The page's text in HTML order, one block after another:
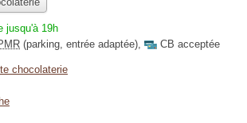
jusqu'à 19h
(parking, entrée adaptée), CB acceptée
chocolaterie